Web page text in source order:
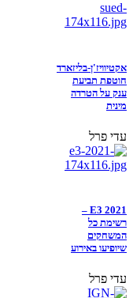
אקטיוויז'ן-בליזארד
חוטפת תביעת
ענק על הטרדה
מינית
עדי פרל
E3 2021 –
רשימת כל
המשחקים
שיופיעו באירוע
עדי פרל